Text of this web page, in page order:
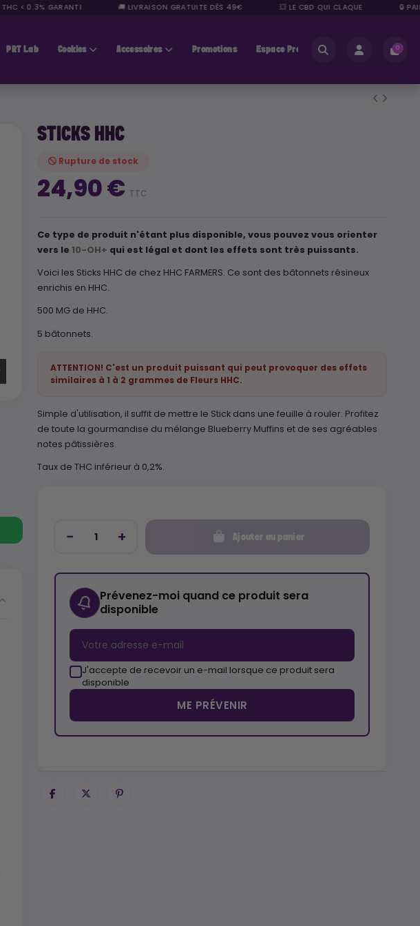
< 0.3% GARANTI 🚚 LIVRAISON GRATUITE DÈS 49€ 💥 LE CBD QUI CLAQUE 🔒
PRT Lab Cookies Accessoires Promotions Espace Pros 0
STICKS HHC
Rupture de stock
24,90 € TTC
Ce type de produit n'étant plus disponible, vous pouvez vous orienter
vers le 10-OH+ qui est légal et dont les effets sont très puissants.
Voici les Sticks HHC de chez HHC FARMERS. Ce sont des bâtonnets résineux
enrichis en HHC.
500 MG de HHC.
5 bâtonnets.
ATTENTION! C'est un produit puissant qui peut provoquer des effets
similaires à 1 à 2 grammes de Fleurs HHC.
Simple d'utilisation, il suffit de mettre le Stick dans une feuille à rouler. Profitez
de toute la gourmandise du mélange Blueberry Muffins et de ses agréables
notes pâtissières.
Taux de THC inférieur à 0,2%.
Ajouter au panier
Prévenez-moi quand ce produit sera
disponible
J'accepte de recevoir un e-mail lorsque ce produit sera
disponible
ME PRÉVENIR